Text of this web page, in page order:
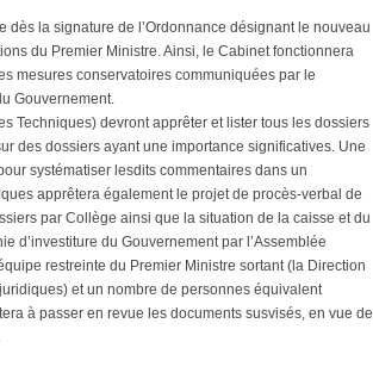
dès la signature de l’Ordonnance désignant le nouveau
du Premier Ministre. Ainsi, le Cabinet fonctionnera
mesures conservatoires communiquées par le
Gouvernement.
Techniques) devront apprêter et lister tous les dossiers
des dossiers ayant une importance significatives. Une
systématiser lesdits commentaires dans un
apprêtera également le projet de procès-verbal de
par Collège ainsi que la situation de la caisse et du
d’investiture du Gouvernement par l’Assemblée
restreinte du Premier Ministre sortant (la Direction
et un nombre de personnes équivalent
à passer en revue les documents susvisés, en vue de